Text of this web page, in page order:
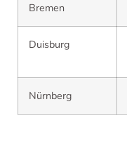
Bremen
Duisburg
Nürnberg